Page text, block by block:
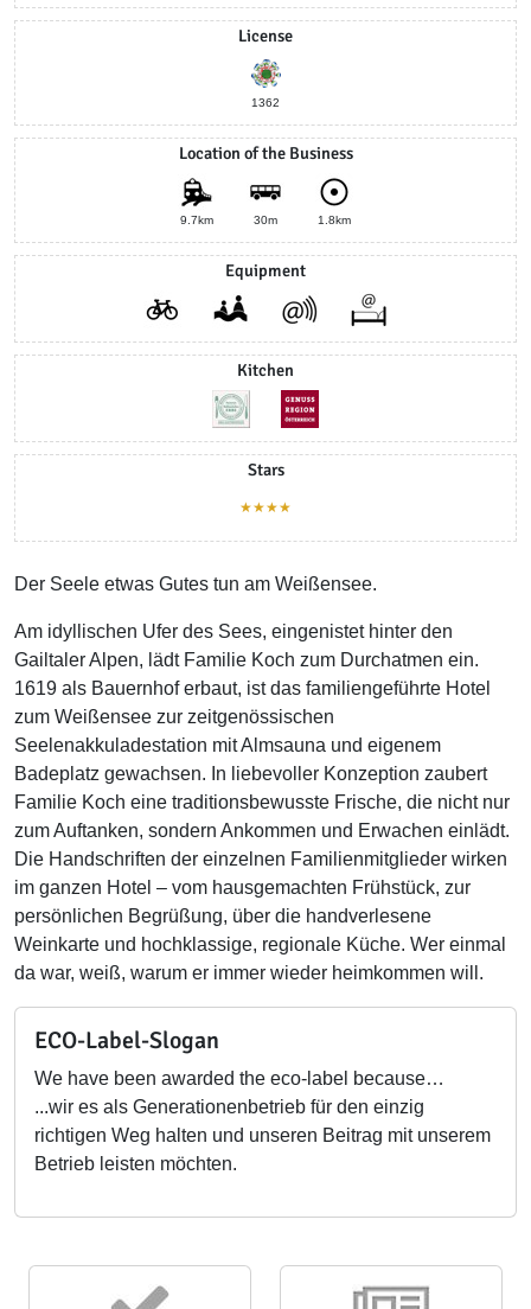
License
1362
Location of the Business
9.7km 30m 1.8km
Equipment
Kitchen
Stars
★★★★
Der Seele etwas Gutes tun am Weißensee.
Am idyllischen Ufer des Sees, eingenistet hinter den
Gailtaler Alpen, lädt Familie Koch zum Durchatmen ein.
1619 als Bauernhof erbaut, ist das familiengeführte Hotel
zum Weißensee zur zeitgenössischen
Seelenakkuladestation mit Almsauna und eigenem
Badeplatz gewachsen. In liebevoller Konzeption zaubert
Familie Koch eine traditionsbewusste Frische, die nicht nur
zum Auftanken, sondern Ankommen und Erwachen einlädt.
Die Handschriften der einzelnen Familienmitglieder wirken
im ganzen Hotel – vom hausgemachten Frühstück, zur
persönlichen Begrüßung, über die handverlesene
Weinkarte und hochklassige, regionale Küche. Wer einmal
da war, weiß, warum er immer wieder heimkommen will.
ECO-Label-Slogan
We have been awarded the eco-label because…
...wir es als Generationenbetrieb für den einzig
richtigen Weg halten und unseren Beitrag mit unserem
Betrieb leisten möchten.